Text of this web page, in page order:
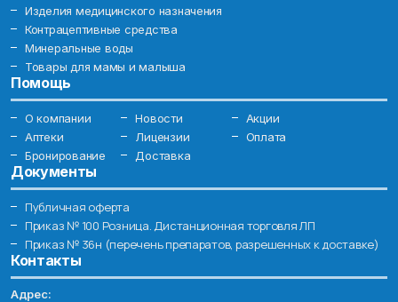
Изделия медицинского назначения
Контрацептивные средства
Минеральные воды
Товары для мамы и малыша
Помощь
О компании Новости
Акции
Аптеки
Лицензии
Оплата
Бронирование
Доставка
Документы
Публичная оферта
Приказ № 100 Розница. Дистанционная торговля ЛП
Приказ № 36н (перечень препаратов, разрешенных к доставке)
Контакты
Адрес: